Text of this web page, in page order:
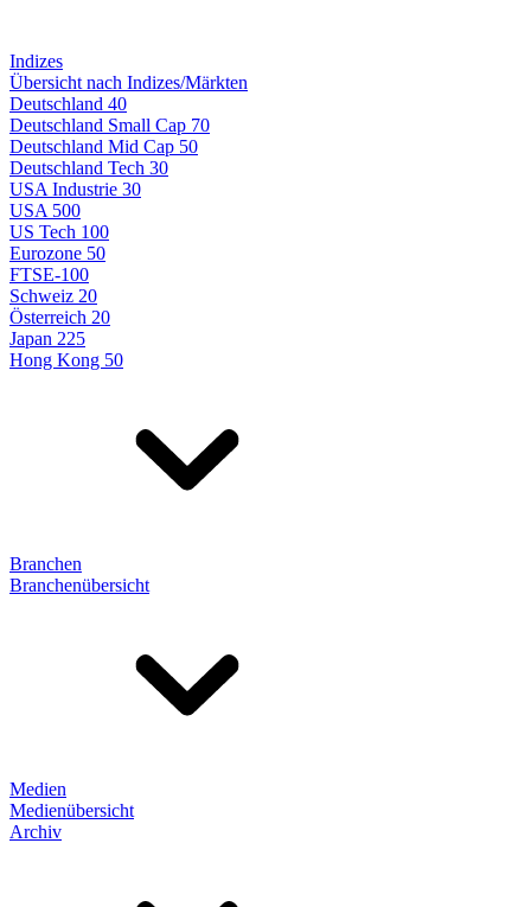
Indizes
Übersicht nach Indizes/Märkten
Deutschland 40
Deutschland Small Cap 70
Deutschland Mid Cap 50
Deutschland Tech 30
USA Industrie 30
USA 500
US Tech 100
Eurozone 50
FTSE-100
Schweiz 20
Österreich 20
Japan 225
Hong Kong 50
Branchen
Branchenübersicht
Medien
Medienübersicht
Archiv